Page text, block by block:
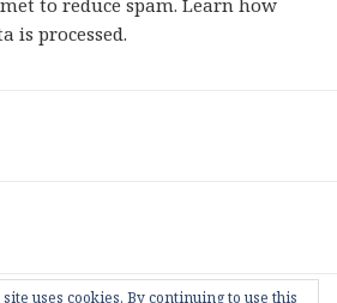
to reduce spam.Learn how
is processed.
uses cookies. By continuing to use this